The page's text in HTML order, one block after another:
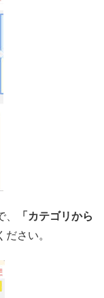
「カテゴリから
ださい。